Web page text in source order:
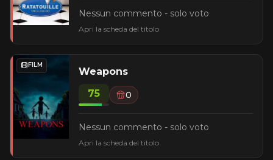
Nessun commento - solo voto
Apri la scheda del titolo
FILM
Weapons
75
0
Nessun commento - solo voto
Apri la scheda del titolo